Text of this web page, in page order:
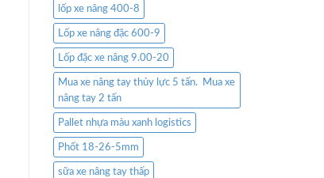
lốp xe nâng 400-8
Lốp xe nâng đặc 600-9
Lốp đặc xe nâng 9.00-20
Mua xe nâng tay thủy lực 5 tấn. Mua xe
nâng tay 2 tấn
Pallet nhựa màu xanh logistics
Phốt 18-26-5mm
sữa xe nâng tay thấp